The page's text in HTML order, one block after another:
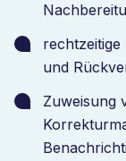
und
Zuweisung